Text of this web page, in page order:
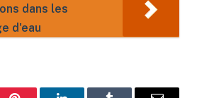
dans les
d'eau